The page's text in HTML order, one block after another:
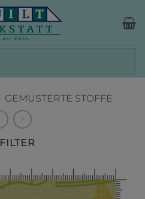
GEMUSTERTE STOFFE
FILTER